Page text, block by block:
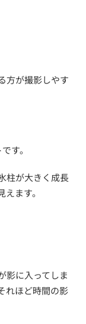
方が撮影しやす
す。
柱が大きく成長
ます。
影に入ってしま
れほど時間の影